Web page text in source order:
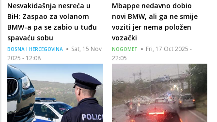
Nesvakidašnja nesreća u
BiH: Zaspao za volanom
BMW-a pa se zabio u tuđu
spavaću sobu
BOSNA I HERCEGOVINA
Sat, 15 Nov
2025 - 12:08
Mbappe nedavno dobio
novi BMW, ali ga ne smije
voziti jer nema položen
vozački
NOGOMET
Fri, 17 Oct 2025 -
22:05